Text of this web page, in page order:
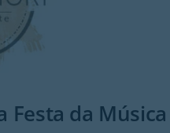
Festa da Música